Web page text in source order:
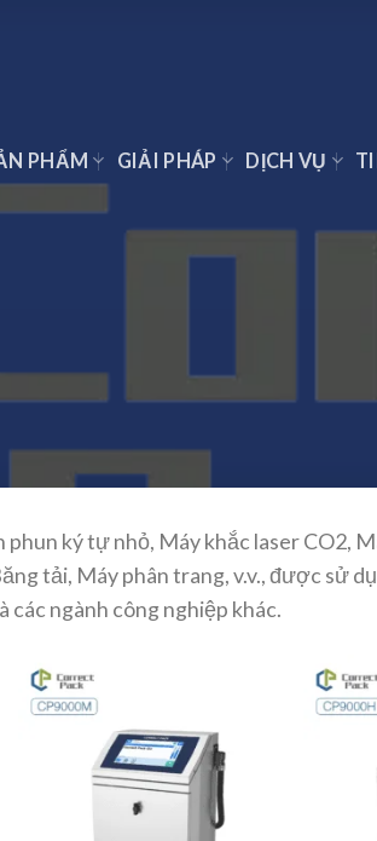
PHẨM GIẢI PHÁP DỊCH VỤ
phun ký tự nhỏ, Máy khắc laser CO2,
tải, Máy phân trang, v.v., được sử
các ngành công nghiệp khác.